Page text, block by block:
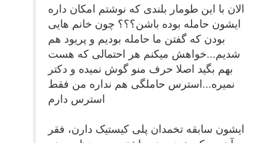
الان با این طومار بلندی که نوشتم امکان داره
ایشون حامله بوده باشن؟؟؟ چون خانم هایی
بودن که گفتن ما حامله بودیم و پریود هم
شدیم...خواهش میکنم هر احتمالی که هست
بهم بگید اصلا حرف منو گوش نمیده و دکتر
نمیره...استرس حاملگی هم نداره من فقط
استرس دارم
ایشون سابقه تخمدان پلی کیستیک دارن، فقر